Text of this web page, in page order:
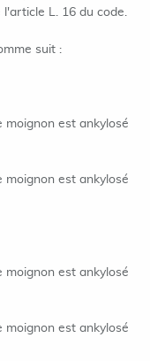
L. 16 du code.
suit :
moignon est ankylosé
moignon est ankylosé
moignon est ankylosé
moignon est ankylosé